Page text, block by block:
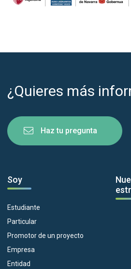
¿Quieres más
Haz tu pregunta
Soy
Estudiante
Particular
Promotor de un proyecto
Empresa
Entidad